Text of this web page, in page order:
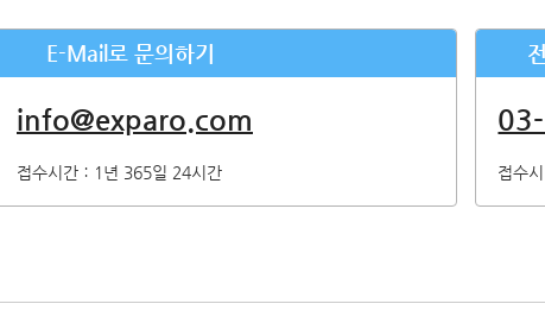
（접수시간은 평일 9시～17시30분이며, 연말연시 및 여름휴가철은 포함되지
개인정보를 입력하는데 따르는 주의사항
성명, 연락처 등 개인정보를 기입하지 않는 경우 문의에 회신이 되지않는 경우
E-Mail로 문의하기
info@exparo.com
접수시간：1년 365일 24시간 접수